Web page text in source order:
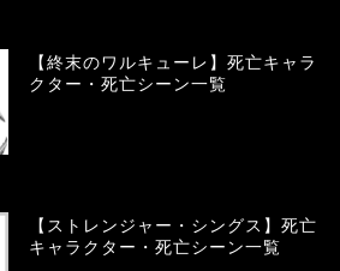
【終末のワルキューレ】死亡キャラ
クター・死亡シーン一覧
【ストレンジャー・シングス】死亡
キャラクター・死亡シーン一覧